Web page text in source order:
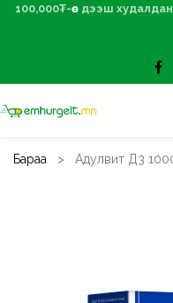
100,000₮-өөс дээш
Бараа Адулвит Д3